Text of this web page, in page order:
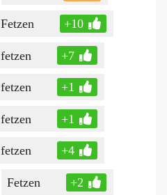
Fetzen +10
fetzen +7
fetzen +1
fetzen +1
fetzen +4
Fetzen +2